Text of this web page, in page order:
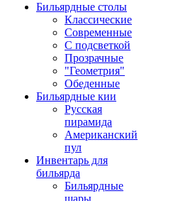
Бильярдные столы
Классические
Современные
С подсветкой
Прозрачные
"Геометрия"
Обеденные
Бильярдные кии
Русская
пирамида
Американский
пул
Инвентарь для
бильярда
Бильярдные
шары